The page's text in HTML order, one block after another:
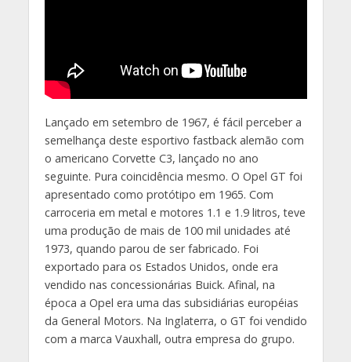
Lançado em setembro de 1967, é fácil perceber a
semelhança deste esportivo fastback alemão com
o americano Corvette C3, lançado no ano
seguinte. Pura coincidência mesmo. O Opel GT foi
apresentado como protótipo em 1965. Com
carroceria em metal e motores 1.1 e 1.9 litros, teve
uma produção de mais de 100 mil unidades até
1973, quando parou de ser fabricado. Foi
exportado para os Estados Unidos, onde era
vendido nas concessionárias Buick. Afinal, na
época a Opel era uma das subsidiárias européias
da General Motors. Na Inglaterra, o GT foi vendido
com a marca Vauxhall, outra empresa do grupo.